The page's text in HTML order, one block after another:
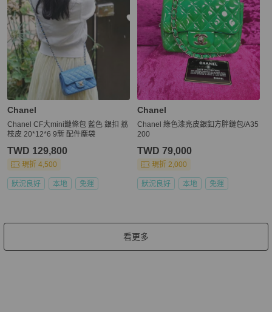
Chanel
Chanel CF大mini鏈條包 藍色 銀扣 荔
枝皮 20*12*6 9新 配件塵袋
TWD 129,800
現折 4,500
狀況良好 本地 免運
Chanel
Chanel 綠色漆亮皮銀釦方胖鏈包/A35
200
TWD 79,000
現折 2,000
狀況良好 本地 免運
看更多